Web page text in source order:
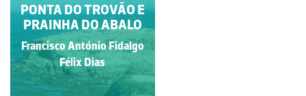
A AMONITE PARECE
REGRESSAR AO
AMBIENTE DE
ORIGEM
Francisco António Fidalgo
Félix Dias
PONTA DO TROVÃO E
PRAINHA DO ABALO
Francisco António Fidalgo
Félix Dias